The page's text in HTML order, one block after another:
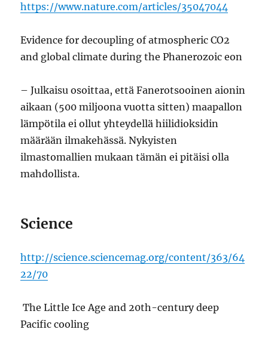
https://www.nature.com/articles/35047044
Evidence for decoupling of atmospheric CO2
and global climate during the Phanerozoic eon
– Julkaisu osoittaa, että Fanerotsooinen aionin
aikaan (500 miljoona vuotta sitten) maapallon
lämpötila ei ollut yhteydellä hiilidioksidin
määrään ilmakehässä. Nykyisten
ilmastomallien mukaan tämän ei pitäisi olla
mahdollista.
Science
http://science.sciencemag.org/content/363/64
22/70
The Little Ice Age and 20th-century deep
Pacific cooling